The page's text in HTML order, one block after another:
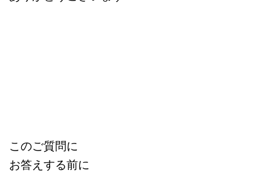
このご質問に
お答えする前に